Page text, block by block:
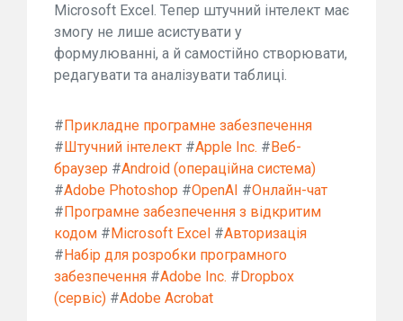
Microsoft Excel. Тепер штучний інтелект має
змогу не лише асистувати у
формулюванні, а й самостійно створювати,
редагувати та аналізувати таблиці.
# Прикладне програмне забезпечення
# Штучний інтелект #Apple Inc. # Веб-
браузер #Android (операційна система)
#Adobe Photoshop #OpenAI #Онлайн-чат
# Програмне забезпечення з відкритим
кодом # Microsoft Excel #Авторизація
# Набір для розробки програмного
забезпечення #Adobe Inc. # Dropbox
(сервіс) #Adobe Acrobat